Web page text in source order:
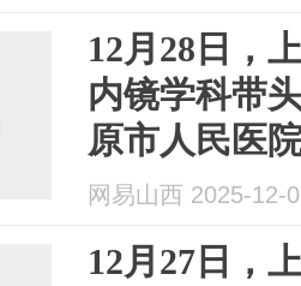
12月28日，
内镜学科带
原市人民医
网易山西 2025-12-
12月27日，